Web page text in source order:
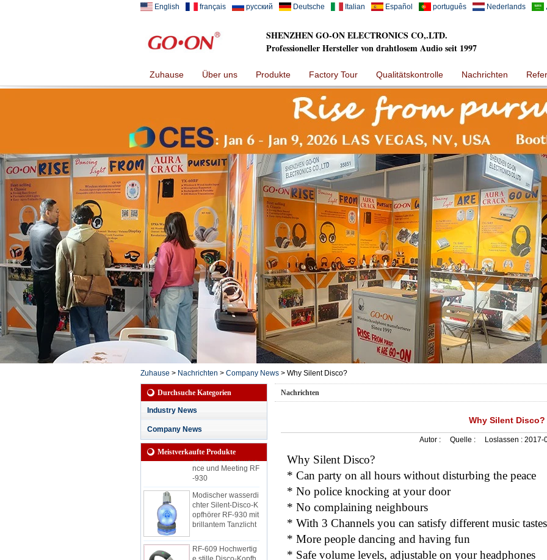
English français русский Deutsche Italian Español português Nederlands
SHENZHEN GO-ON ELECTRONICS CO,.LTD.
Professioneller Hersteller von drahtlosem Audio seit 1997
Zuhause Über uns Produkte Factory Tour Qualitätskontrolle Nachrichten
Zuhause > Nachrichten > Company News > Why Silent Disco?
Durchsuche Kategorien
Industry News
Company News
Meistverkaufte Produkte
Wasserdichter, leise
r Party-Kopfhörer mi
t 3 Kanälen für regn
erische Sessions mi
t LED-Anzeige für K
anal und Akkulaufze
it
Wasserdichter 45-K
anal-Silent-Disco-K
utstärke-Batteriesta
ndsanzeige, geeign
et für Silent Confere
-930
chter Silent-Disco-K
opfhörer RF-930 mit
brillantem Tanzlicht
e stille Disco-Kopfh
örer-LED-Licht für A
Nachrichten
Why Silent Disco?
Autor : Quelle : Loslassen : 2017-
Why Silent Disco?
* Can party on all hours without disturbing the peace
* No police knocking at your door
* No complaining neighbours
* With 3 Channels you can satisfy different music tastes
* More people dancing and having fun
* Safe volume levels, adjustable on your headphones